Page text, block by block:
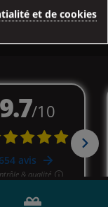
et de cookies